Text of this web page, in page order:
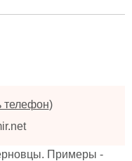
телефон)
Примеры -